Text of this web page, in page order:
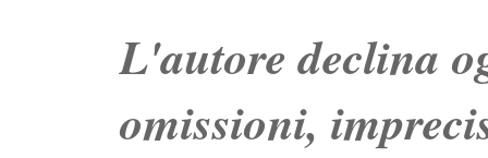
L'autore declina
omissioni,